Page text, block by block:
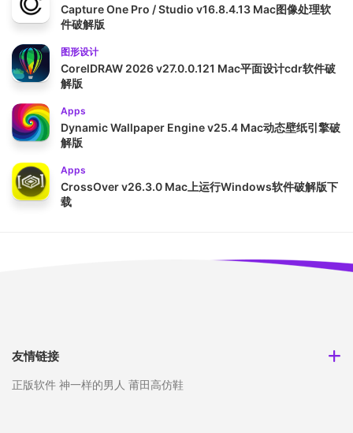
Capture One Pro / Studio v16.8.4.13 Mac图像处理软
件破解版
图形设计
CorelDRAW 2026 v27.0.0.121 Mac平面设计cdr软件破
解版
Apps
Dynamic Wallpaper Engine v25.4 Mac动态壁纸引擎破
解版
Apps
CrossOver v26.3.0 Mac上运行Windows软件破解版下
载
友情链接
正版软件 神一样的男人 莆田高仿鞋